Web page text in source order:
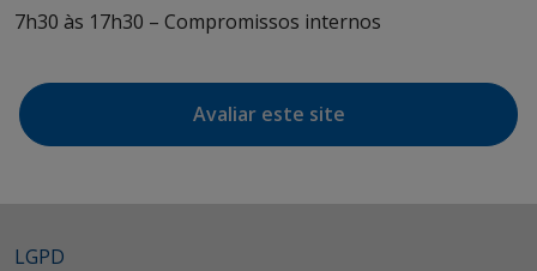
7h30 às 17h30 – Compromissos internos
Avaliar este site
LGPD